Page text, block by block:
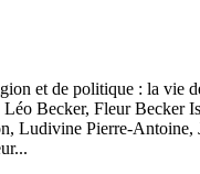
et de politique : la vie
Becker, Fleur Becker
Ludivine Pierre-